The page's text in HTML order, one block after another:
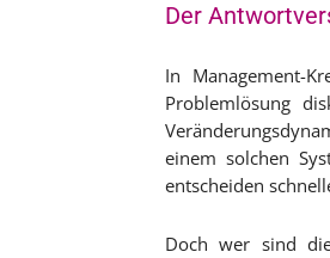
Der
In Management-
Problemlösung
einem solchen
entscheiden
Doch wer sind